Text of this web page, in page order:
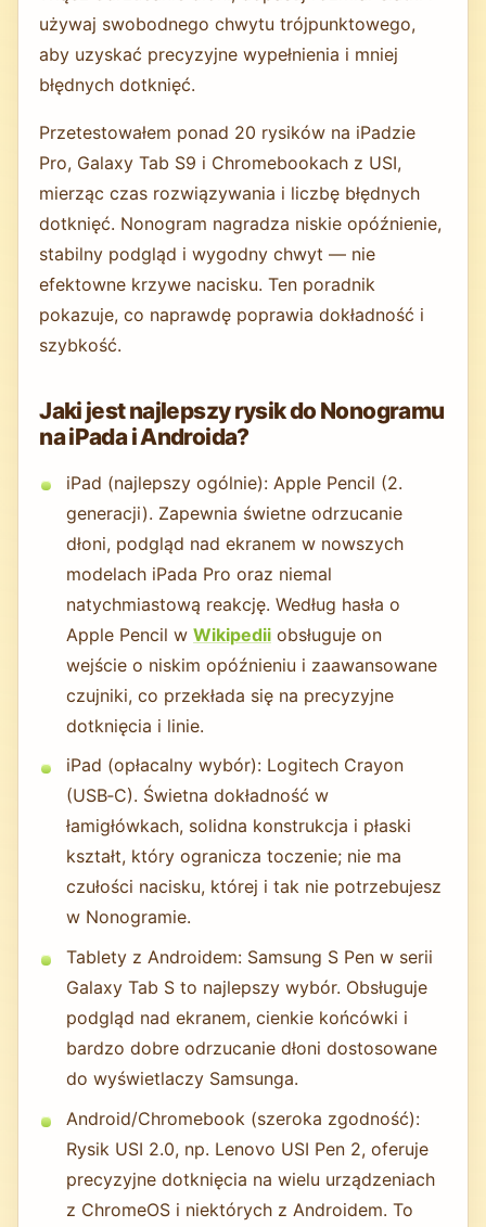
używaj swobodnego chwytu trójpunktowego,
aby uzyskać precyzyjne wypełnienia i mniej
błędnych dotknięć.
Przetestowałem ponad 20 rysików na iPadzie
Pro, Galaxy Tab S9 i Chromebookach z USI,
mierząc czas rozwiązywania i liczbę błędnych
dotknięć. Nonogram nagradza niskie opóźnienie,
stabilny podgląd i wygodny chwyt — nie
efektowne krzywe nacisku. Ten poradnik
pokazuje, co naprawdę poprawia dokładność i
szybkość.
Jaki jest najlepszy rysik do Nonogramu
na iPada i Androida?
iPad (najlepszy ogólnie): Apple Pencil (2.
generacji). Zapewnia świetne odrzucanie
dłoni, podgląd nad ekranem w nowszych
modelach iPada Pro oraz niemal
natychmiastową reakcję. Według hasła o
Apple Pencil w Wikipediiobsługuje on
wejście o niskim opóźnieniu i zaawansowane
czujniki, co przekłada się na precyzyjne
dotknięcia i linie.
iPad (opłacalny wybór): Logitech Crayon
(USB‑C). Świetna dokładność w
łamigłówkach, solidna konstrukcja i płaski
kształt, który ogranicza toczenie; nie ma
czułości nacisku, której i tak nie potrzebujesz
w Nonogramie.
Tablety z Androidem: Samsung S Pen w serii
Galaxy Tab S to najlepszy wybór. Obsługuje
podgląd nad ekranem, cienkie końcówki i
bardzo dobre odrzucanie dłoni dostosowane
do wyświetlaczy Samsunga.
Android/Chromebook (szeroka zgodność):
Rysik USI 2.0, np. Lenovo USI Pen 2, oferuje
precyzyjne dotknięcia na wielu urządzeniach
z ChromeOS i niektórych z Androidem. To